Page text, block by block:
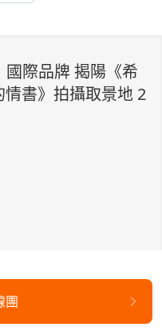
團
國際品牌 揭陽《希
書》拍攝取景地 2